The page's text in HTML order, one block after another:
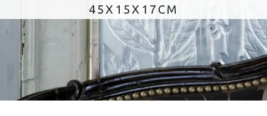
45X15X17СМ